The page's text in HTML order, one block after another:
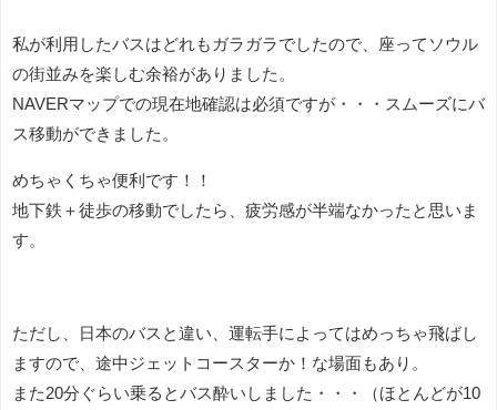
私が利用したバスはどれもガラガラでしたので、座ってソウル
の街並みを楽しむ余裕がありました。
NAVERマップでの現在地確認は必須ですが・・・スムーズにバ
ス移動ができました。
めちゃくちゃ便利です！！
地下鉄＋徒歩の移動でしたら、疲労感が半端なかったと思いま
す。
ただし、日本のバスと違い、運転手によってはめっちゃ飛ばし
ますので、途中ジェットコースターか！な場面もあり。
また20分ぐらい乗るとバス酔いしました・・・（ほとんどが10